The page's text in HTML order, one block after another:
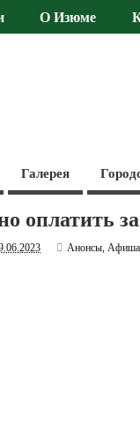
О Изюме
Галерея
оплатить
Анонсы,Афиша